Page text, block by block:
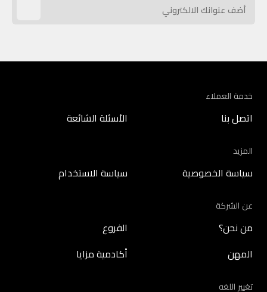
خدمة العملاء
اتصل بنا الأسئلة الشائعة
المزيد
سياسة الخصوصية سياسة الاستخدام
عن الشركة
من نحن؟ الفروع
المهن أكادمية مزايا
تغيير اللغه